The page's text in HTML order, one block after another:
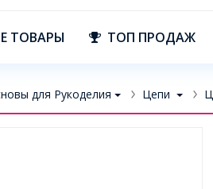
ТОВАРЫ ТОП ПРОДАЖ
для Рукоделия Цепи